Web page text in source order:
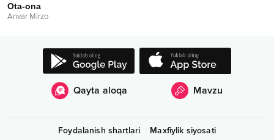
Ota-ona
Anvar Mirzo
Qayta aloqa Mavzu
Foydalanish shartlari
Maxfiylik siyosati